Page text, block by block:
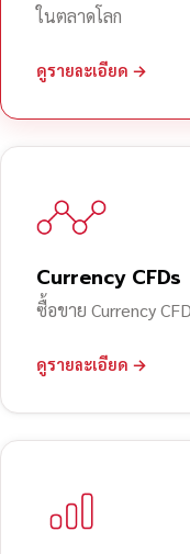
ในตลาดโลก
ดูรายละเอียด →
Currency CFDs
ซื้อขาย Currency
ดูรายละเอียด →